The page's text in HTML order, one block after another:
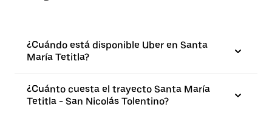
¿Cuándo está disponible Uber en Santa
María Tetitla?
¿Cuánto cuesta el trayecto Santa María
Tetitla - San Nicolás Tolentino?